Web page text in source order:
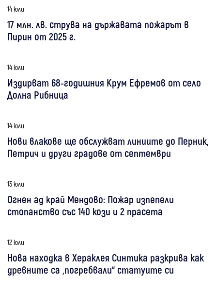
14 юли
17 млн. лв. струва на държавата пожарът в
Пирин от 2025 г.
14 юли
Издирват 68-годишния Крум Ефремов от село
Долна Рибница
14 юли
Нови влакове ще обслужват линиите до Перник,
Петрич и други градове от септември
13 юли
Огнен ад край Мендово: Пожар изпепели
стопанство със 140 кози и 2 прасета
12 юли
Нова находка в Хераклея Синтика разкрива как
древните са „погребвали“ статуите си